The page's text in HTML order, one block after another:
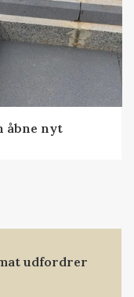
åbne nyt
udfordrer